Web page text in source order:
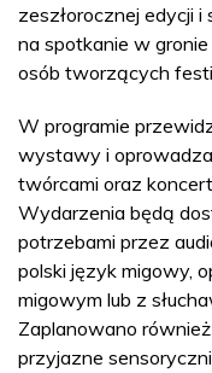
zeszłorocznej edycji i
na spotkanie w
osób tworzących
W programie
wystawy i
twórcami oraz
Wydarzenia będą
potrzebami przez
polski język migowy,
migowym lub z
Zaplanowano
przyjazne